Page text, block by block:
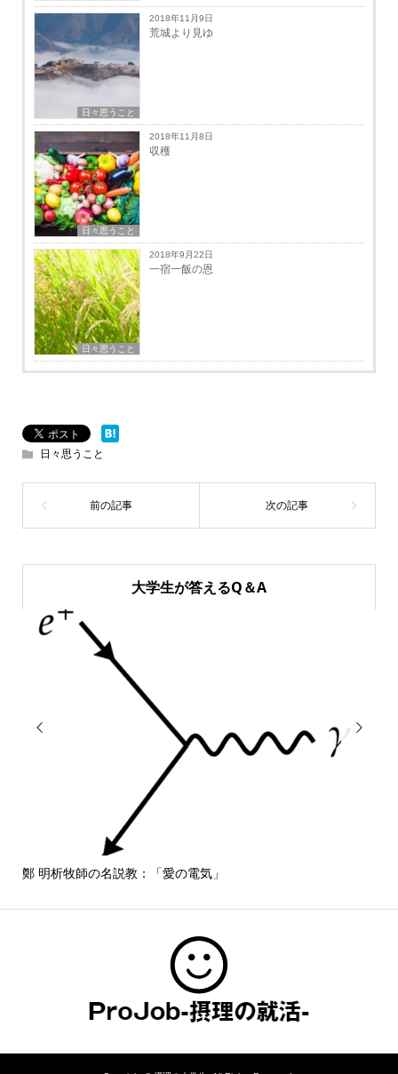
日々思うこと
2018年11月9日
荒城より見ゆ
日々思うこと
2018年11月8日
収穫
日々思うこと
2018年9月22日
一宿一飯の恩
日々思うこと
大学生が答えるQ＆A

鄭 明析牧師の名説教：「愛の電気」
